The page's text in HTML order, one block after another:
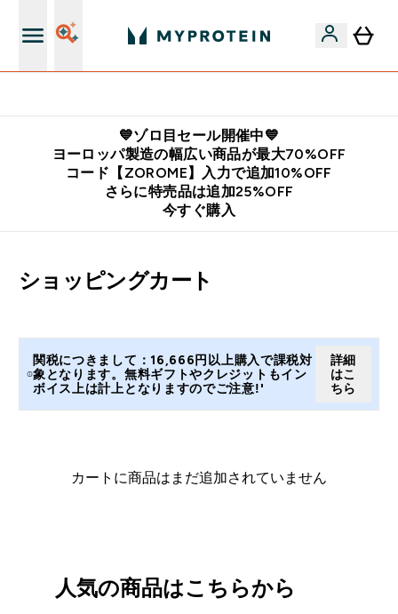
💙ゾロ目セール開催中💙
ヨーロッパ製造の幅広い商品が最大70%OFF
コード【ZOROME】入力で追加10%OFF
さらに特売品は追加25%OFF
今すぐ購入
ショッピングカート
関税につきまして：16,666円以上購入で課税対
象となります。無料ギフトやクレジットもイン
ボイス上は計上となりますのでご注意!'
詳細
はこ
ちら
カートに商品はまだ追加されていません
人気の商品はこちらから